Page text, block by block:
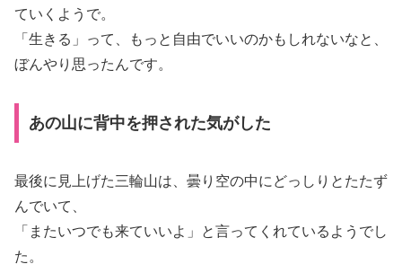
ていくようで。
「生きる」って、もっと自由でいいのかもしれないなと、
ぼんやり思ったんです。
あの山に背中を押された気がした
最後に見上げた三輪山は、曇り空の中にどっしりとたたず
んでいて、
「またいつでも来ていいよ」と言ってくれているようでし
た。